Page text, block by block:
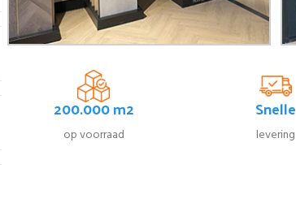
200.000 m2
op voorraad
Snelle
levering